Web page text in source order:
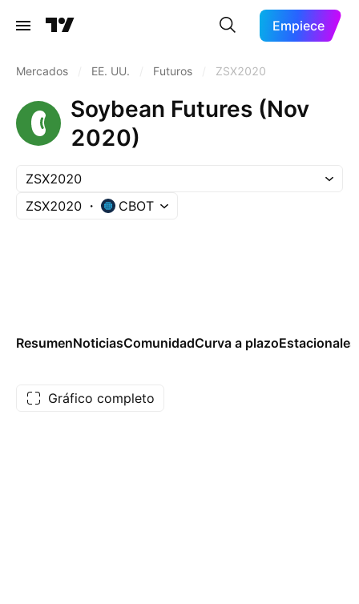
Empiece
Mercados EE. UU. Futuros ZSX2020
Soybean Futures (Nov
2020)
ZSX2020
ZSX2020
CBOT
ResumenNoticiasComunidadCurva a plazoEstacionales
Gráfico completo